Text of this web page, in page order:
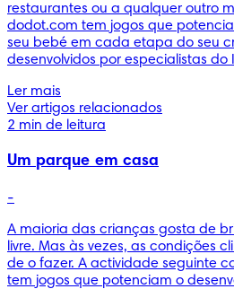
restaurantes ou a qualquer outro
dodot.com tem jogos que
seu bebé em cada etapa do seu
desenvolvidos por especialistas do
Ler mais
Ver artigos relacionados
2 min de leitura
Um parque em casa
-
A maioria das crianças gosta de
livre. Mas às vezes, as condições
de o fazer. A actividade seguinte
tem jogos que potenciam o